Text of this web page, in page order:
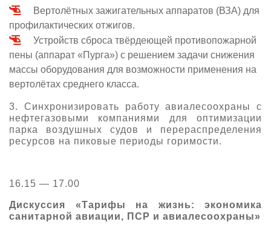
Вертолётных зажигательных аппаратов (ВЗА) для
профилактических отжигов.
Устройств сброса твёрдеющей противопожарной
пены (аппарат «Пурга») с решением задачи снижения
массы оборудования для возможности применения на
вертолётах среднего класса.
3. Синхронизировать работу авиалесоохраны с
нефтегазовыми компаниями для оптимизации
парка воздушных судов и перераспределения
ресурсов на пиковые периоды горимости.
16.15 — 17.00
Дискуссия «Тарифы на жизнь: экономика
санитарной авиации, ПСР и авиалесоохраны»